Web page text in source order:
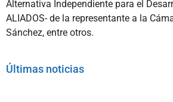
Alternativa Independiente para el
ALIADOS- de la representante a la
Sánchez, entre otros.
Últimas noticias